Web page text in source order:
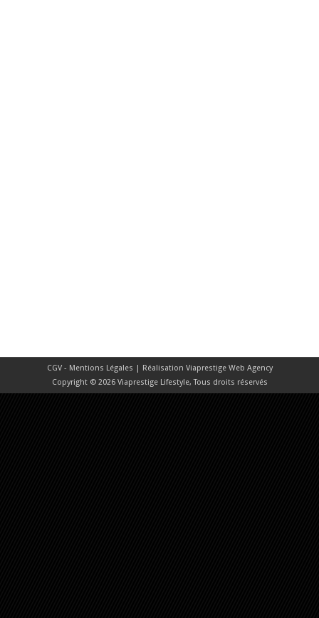
CGV - Mentions Légales | Réalisation Viaprestige Web Agency
Copyright © 2026 Viaprestige Lifestyle, Tous droits réservés